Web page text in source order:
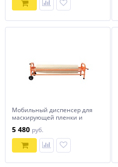
Мобильный диспенсер для
маскирующей пленки и
5 480 руб.